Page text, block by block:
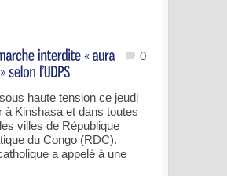
0
haute tension ce jeudi
à Kinshasa et dans toutes
villes de République
du Congo (RDC).
a appelé à une